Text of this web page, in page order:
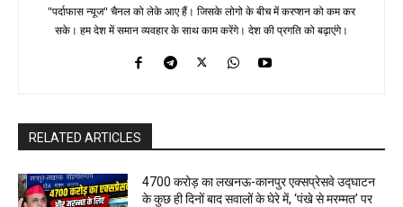
"पर्दाफास न्यूज" चैनल को लेके आए हैं। जिसके लोगो के बीच में करप्शन को कम कर
सके। हम देश में समान व्यवहार के साथ काम करेंगे। देश की प्रगति को बढ़ाएंगे।
RELATED ARTICLES
₹4700 करोड़ का लखनऊ-कानपुर एक्सप्रेसवे उद्घाटन
के कुछ ही दिनों बाद सवालों के घेरे में, ‘पंखे से मरम्मत’ पर